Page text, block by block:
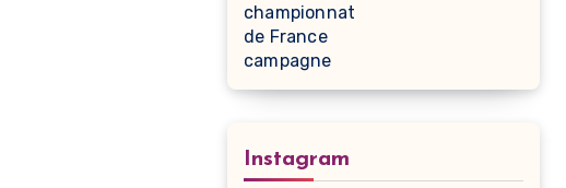
championnat
de France
campagne
Instagram